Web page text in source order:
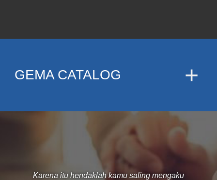
GEMA CATALOG
Karena itu hendaklah kamu saling mengaku